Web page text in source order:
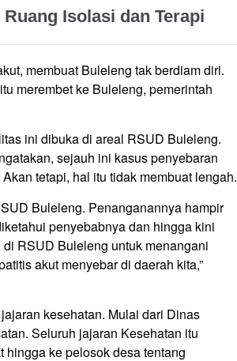
Isolasi dan Terapi
membuat Buleleng tak berdiam diri.
merembet ke Buleleng, pemerintah
ini dibuka di areal RSUD Buleleng.
sejauh ini kasus penyebaran
tetapi, hal itu tidak membuat lengah.
Buleleng. Penanganannya hampir
penyebabnya dan hingga kini
RSUD Buleleng untuk menangani
akut menyebar di daerah kita,”
kesehatan. Mulai dari Dinas
Seluruh jajaran Kesehatan itu
ke pelosok desa tentang